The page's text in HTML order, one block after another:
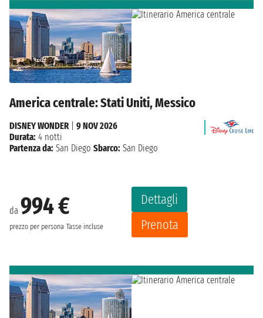
America centrale: Stati Uniti, Messico
da 994 €
prezzo per persona Tasse incluse
Dettagli
Prenota
DISNEY WONDER| 9 NOV 2026
Durata: 4 notti
Partenza da: San Diego Sbarco: San Diego